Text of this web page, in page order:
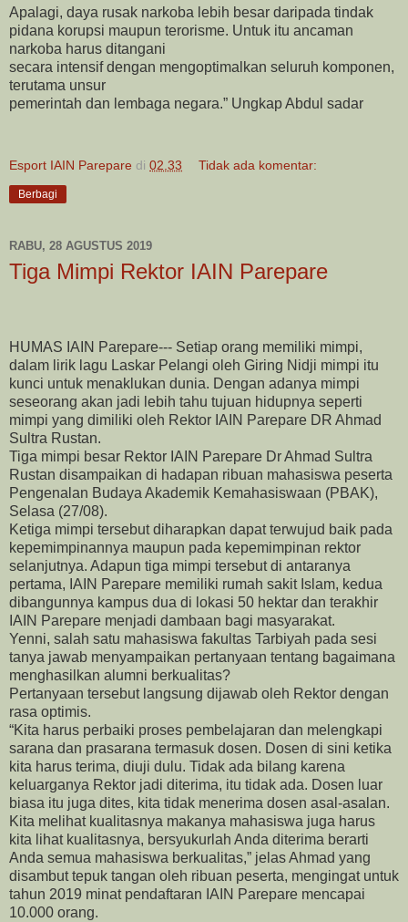
Apalagi, daya rusak narkoba lebih besar daripada tindak
pidana korupsi maupun terorisme. Untuk itu ancaman
narkoba harus ditangani
secara intensif dengan mengoptimalkan seluruh komponen,
terutama unsur
pemerintah dan lembaga negara.” Ungkap Abdul sadar
Esport IAIN Parepare di 02.33 Tidak ada komentar:
Berbagi
RABU, 28 AGUSTUS 2019
Tiga Mimpi Rektor IAIN Parepare
HUMAS IAIN Parepare--- Setiap orang memiliki mimpi,
dalam lirik lagu Laskar Pelangi oleh Giring Nidji mimpi itu
kunci untuk menaklukan dunia. Dengan adanya mimpi
seseorang akan jadi lebih tahu tujuan hidupnya seperti
mimpi yang dimiliki oleh Rektor IAIN Parepare DR Ahmad
Sultra Rustan.
Tiga mimpi besar Rektor IAIN Parepare Dr Ahmad Sultra
Rustan disampaikan di hadapan ribuan mahasiswa peserta
Pengenalan Budaya Akademik Kemahasiswaan (PBAK),
Selasa (27/08).
Ketiga mimpi tersebut diharapkan dapat terwujud baik pada
kepemimpinannya maupun pada kepemimpinan rektor
selanjutnya. Adapun tiga mimpi tersebut di antaranya
pertama, IAIN Parepare memiliki rumah sakit Islam, kedua
dibangunnya kampus dua di lokasi 50 hektar dan terakhir
IAIN Parepare menjadi dambaan bagi masyarakat.
Yenni, salah satu mahasiswa fakultas Tarbiyah pada sesi
tanya jawab menyampaikan pertanyaan tentang bagaimana
menghasilkan alumni berkualitas?
Pertanyaan tersebut langsung dijawab oleh Rektor dengan
rasa optimis.
“Kita harus perbaiki proses pembelajaran dan melengkapi
sarana dan prasarana termasuk dosen. Dosen di sini ketika
kita harus terima, diuji dulu. Tidak ada bilang karena
keluarganya Rektor jadi diterima, itu tidak ada. Dosen luar
biasa itu juga dites, kita tidak menerima dosen asal-asalan.
Kita melihat kualitasnya makanya mahasiswa juga harus
kita lihat kualitasnya, bersyukurlah Anda diterima berarti
Anda semua mahasiswa berkualitas,” jelas Ahmad yang
disambut tepuk tangan oleh ribuan peserta, mengingat untuk
tahun 2019 minat pendaftaran IAIN Parepare mencapai
10.000 orang.